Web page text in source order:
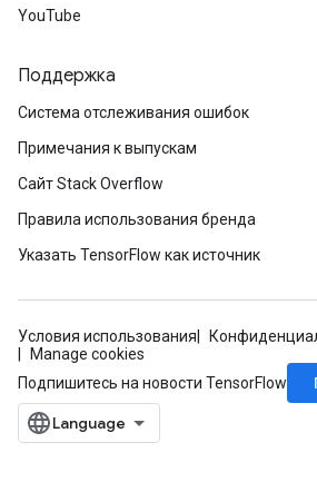
YouTube
Поддержка
Система отслеживания ошибок
Примечания к выпускам
Сайт Stack Overflow
Правила использования бренда
Указать TensorFlow как источник
Условия использования
Manage cookies
Подпишитесь на новости TensorFlow